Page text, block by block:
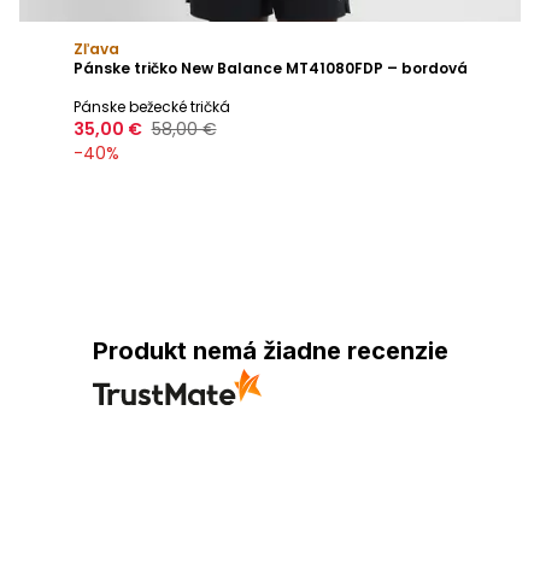
Zľava
Pánske tričko New Balance MT41080FDP – bordová
Pánske bežecké tričká
35,00 € 58,00 €
-40%
Produkt nemá žiadne recenzie